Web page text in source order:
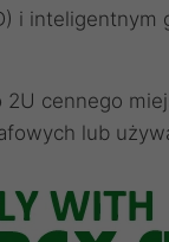
i
cennego
lub